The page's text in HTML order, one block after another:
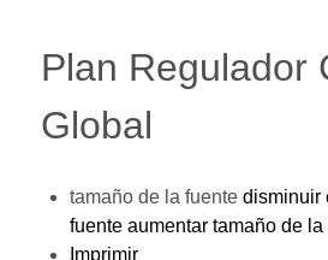
Plan Regulador
Global
tamaño de la fuente disminuir
fuente aumentar tamaño de la
Imprimir